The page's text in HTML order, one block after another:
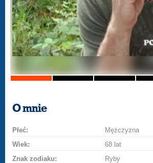
O mnie
Płeć:
Mężczyzna
Wiek:
68 lat
Znak zodiaku:
Ryby